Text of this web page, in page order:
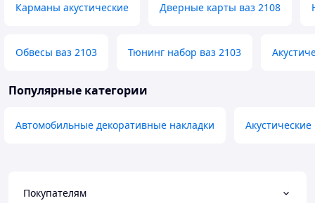
Карманы акустические Дверные карты ваз 2108
Обвесы ваз 2103 Тюнинг набор ваз 2103
Популярные категории
Автомобильные декоративные накладки
Покупателям